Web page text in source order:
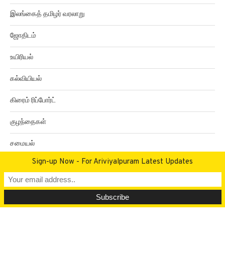
இலங்கைத் தமிழர் வரலாறு
ஜோதிடம்
உயிரியல்
கல்வியியல்
கிரைம் ரிப்போர்ட்
குழந்தைகள்
சமையல்
சினிமா திரைவிமர்சனம்
வேலைவாய்ப்பு
வீடியோஸ்
Sign-up Now - For Ariviyalpuram Latest Updates